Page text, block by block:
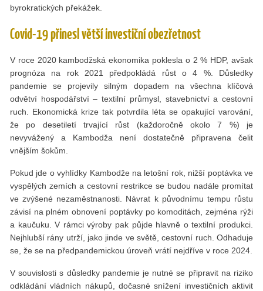
byrokratických překážek.
Covid-19 přinesl větší investiční obezřetnost
V roce 2020 kambodžská ekonomika poklesla o 2 % HDP, avšak
prognóza na rok 2021 předpokládá růst o 4 %. Důsledky
pandemie se projevily silným dopadem na všechna klíčová
odvětví hospodářství – textilní průmysl, stavebnictví a cestovní
ruch. Ekonomická krize tak potvrdila léta se opakující varování,
že po desetiletí trvající růst (každoročně okolo 7 %) je
nevyvážený a Kambodža není dostatečně připravena čelit
vnějším šokům.
Pokud jde o vyhlídky Kambodže na letošní rok, nižší poptávka ve
vyspělých zemích a cestovní restrikce se budou nadále promítat
ve zvýšené nezaměstnanosti. Návrat k původnímu tempu růstu
závisí na plném obnovení poptávky po komoditách, zejména rýži
a kaučuku. V rámci výroby pak půjde hlavně o textilní produkci.
Nejhlubší rány utrží, jako jinde ve světě, cestovní ruch. Odhaduje
se, že se na předpandemickou úroveň vrátí nejdříve v roce 2024.
V souvislosti s důsledky pandemie je nutné se připravit na riziko
odkládání vládních nákupů, dočasné snížení investičních aktivit